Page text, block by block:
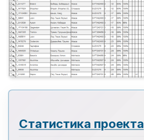
Статистика проекта